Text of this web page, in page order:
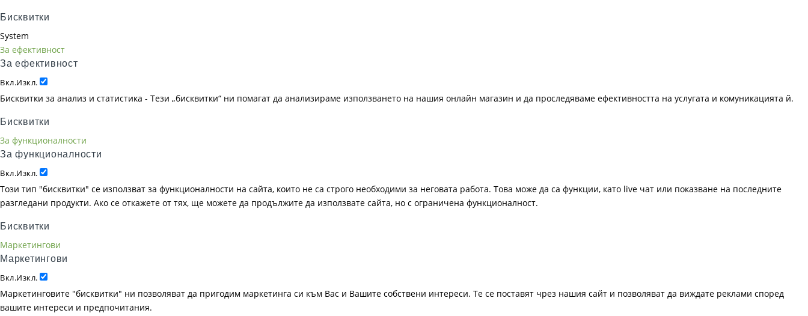
Бисквитки
System
За ефективност
За ефективност
Вкл.Изкл.
Бисквитки за анализ и статистика - Тези „бисквитки“ ни помагат да анализираме използването на нашия онлайн магазин и да проследяваме ефективността на услугата и комуникацията й.
Бисквитки
За функционалности
За функционалности
Вкл.Изкл.
Този тип "бисквитки" се използват за функционалности на сайта, които не са строго необходими за неговата работа. Това може да са функции, като live чат или показване на последните
разгледани продукти. Ако се откажете от тях, ще можете да продължите да използвате сайта, но с ограничена функционалност.
Бисквитки
Маркетингови
Маркетингови
Вкл.Изкл.
Маркетинговите "бисквитки" ни позволяват да пригодим маркетинга си към Вас и Вашите собствени интереси. Те се поставят чрез нашия сайт и позволяват да виждате реклами според
вашите интереси и предпочитания.